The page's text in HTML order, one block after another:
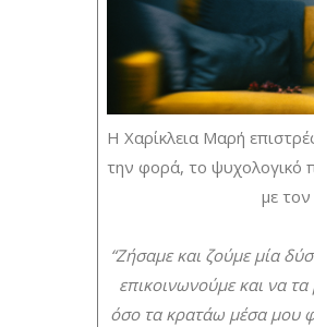
Η Χαρίκλεια Μαρή
την φορά, το ψυχολογικό
με
“Ζήσαμε και ζούμε μία
επικοινωνούμε και να
όσο τα κρατάω μέσα μου